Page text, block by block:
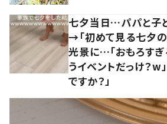
七夕当日…パパと子
→「初めて見る七夕
光景に…「おもろすぎ
うイベントだっけ？w
ですか？」